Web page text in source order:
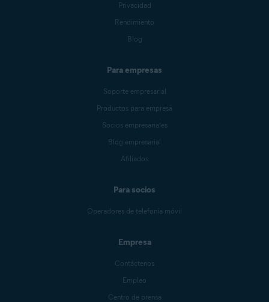
Privacidad
Rendimiento
Blog
Para empresas
Soporte empresarial
Productos para empresa
Socios empresariales
Blog empresarial
Afiliados
Para socios
Operadores de telefonía móvil
Empresa
Contáctenos
Empleo
Centro de prensa